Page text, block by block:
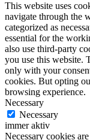
This website uses
navigate through the
categorized as
essential for the
also use third-party
you use this website.
only with your
cookies. But opting
browsing experience.
Necessary
Necessary
immer aktiv
Necessary cookies